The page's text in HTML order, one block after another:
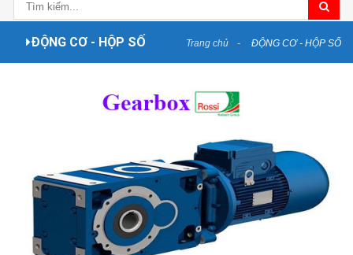
ĐỘNG CƠ - HỘP SỐ Trang chủ ĐỘNG CƠ - HỘP SỐ